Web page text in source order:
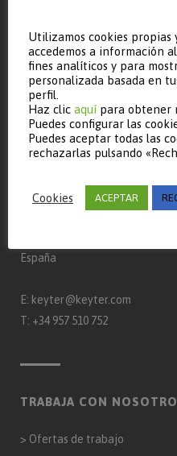
Keyter France SAS
Keyter Intarcon Schweiz
D3 Froid
CONTACTO
Keyter Technologies, S.L.
España
E: keyter@keyter.com
T: +34 957 510 752
TRABAJA CON
> Ofertas de trabajo
Utilizamos cookies propias
accedemos a información
fines analíticos y para
personalizada basada en
perfil.
Haz clic aquí para obtener
Puedes configurar las
Puedes aceptar todas las
rechazarlas pulsando
Cookies ACEPTAR